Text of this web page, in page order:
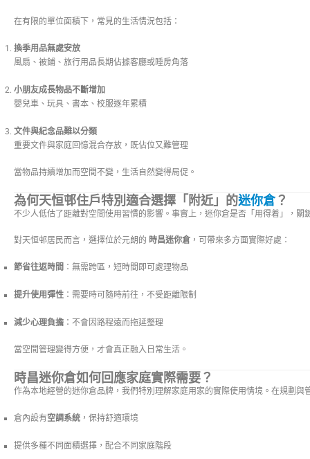
在有限的單位面積下，常見的生活情況包括：
換季用品無處安放
風扇、被鋪、旅行用品長期佔據客廳或睡房角落
小朋友成長物品不斷增加
嬰兒車、玩具、書本、校服逐年累積
文件與紀念品難以分類
重要文件與家庭回憶混合存放，既佔位又難管理
當物品持續增加而空間不變，生活自然變得局促。
為何天恒邨住戶特別適合選擇「附近」的迷你倉？
不少人低估了距離對空間使用習慣的影響。事實上，迷你倉是否「用得着」，關
對天恒邨居民而言，選擇位於元朗的 時昌迷你倉 ，可帶來多方面實際好處：
節省往返時間 ：無需跨區，短時間即可處理物品
提升使用彈性 ：需要時可隨時前往，不受距離限制
減少心理負擔 ：不會因路程遠而拖延整理
當空間管理變得方便，才會真正融入日常生活。
時昌迷你倉如何回應家庭實際需要？
作為本地經營的迷你倉品牌，我們特別理解家庭用家的實際使用情境。在規劃與
倉內設有空調系統 ，保持舒適環境
提供多種不同面積選擇，配合不同家庭階段